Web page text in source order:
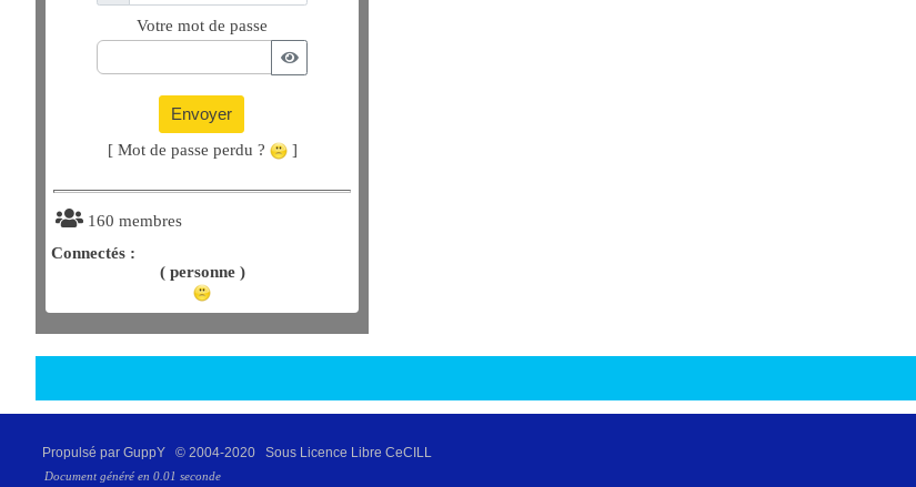
Votre mot de passe
Envoyer
[ Mot de passe perdu ? ]
160 membres
Connectés :
( personne )
Propulsé par GuppY © 2004-2020 Sous Licence Libre CeCILL
Document généré en 0.01 seconde